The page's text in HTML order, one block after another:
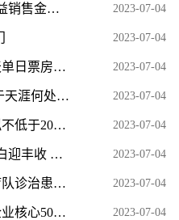
微速讯：碧桂园6月实现权益销售金额160亿元 2023-07-04
2023-07-04
电影《消失的她》连续13天单日票房破亿 每日信息 2023-07-04
天涯何处无芳草下一句 关于天涯何处无芳草下一句的介绍 热点在线 2023-07-04
环球微资讯！中科磁业：拟不低于20亿元投建高性能钕铁硼、节能电机磁瓦及粘结磁项目 2023-07-04
天天观速讯丨长顺：7月茭白迎丰收 探索种植新模式 2023-07-04
国家卫健委：我国援外医疗队诊治患者近3亿人次 2023-07-04
【快播报】民生加银中证企业核心50ETF增聘周帅 何江离任 2023-07-04